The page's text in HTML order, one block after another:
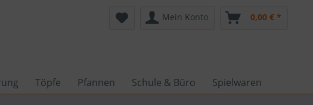
Mein Konto 0,00 € *
Töpfe Pfannen Schule & Büro Spielwaren